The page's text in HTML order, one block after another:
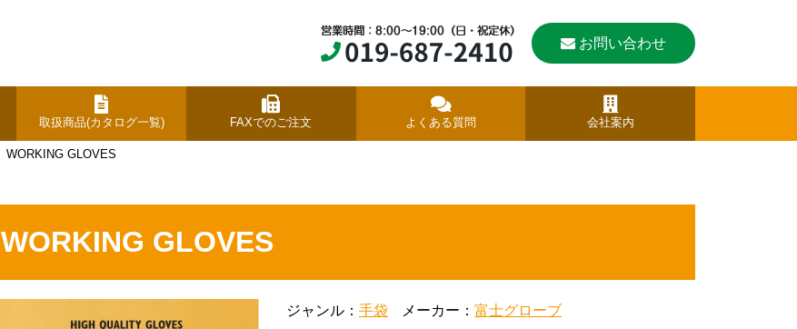
お問い合わせ
取扱商品(カタログ一覧) FAXでのご注文 よくある質問 会社案内
WORKING GLOVES
WORKING GLOVES
ジャンル： 手袋 メーカー： 富士グローブ